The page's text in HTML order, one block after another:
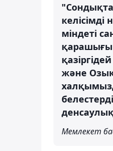
міндеті
және
Мемлекет